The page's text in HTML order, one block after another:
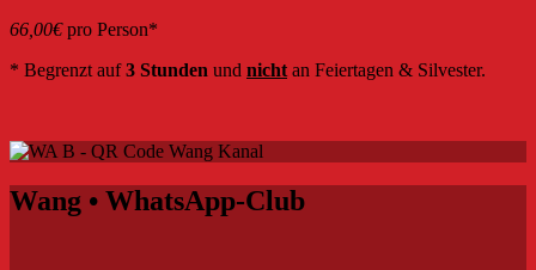
66,00€pro Person*
* Begrenzt auf3 Stunden und nicht an Feiertagen & Silvester.
Wang • WhatsApp-Club